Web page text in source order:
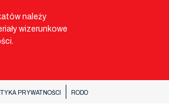
należy
wizerunkowe
PRYWATNOŚCI RODO